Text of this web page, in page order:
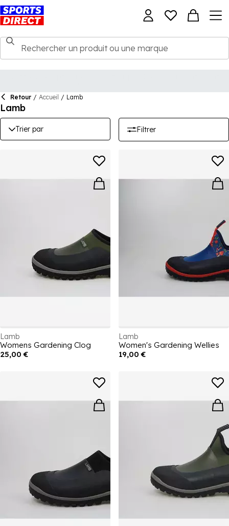
Retour / Accueil / Lamb
Lamb
Trier par Filtrer
Lamb
Womens Gardening Clog
25,00 €
Lamb
Women's Gardening Wellies
19,00 €